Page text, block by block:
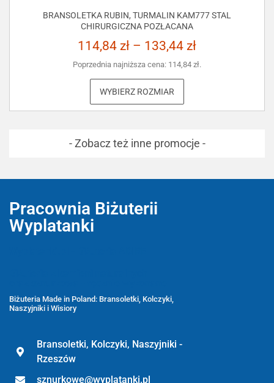
BRANSOLETKA RUBIN, TURMALIN KAM777 STAL
CHIRURGICZNA POZŁACANA
114,84 zł – 133,44 zł
Poprzednia najniższa cena: 114,84 zł.
WYBIERZ ROZMIAR
- Zobacz też inne promocje -
Pracownia Biżuterii
Wyplatanki
Biżuteria Made in Poland: Bransoletki, Kolczyki,
Naszyjniki i Wisiory
Bransoletki, Kolczyki, Naszyjniki -
Rzeszów
sznurkowe@wyplatanki.pl